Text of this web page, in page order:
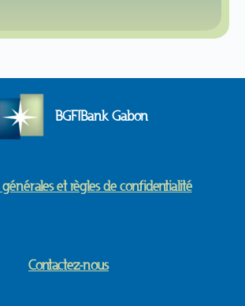
BGFIBank Gabon
et règles de confidentialité
Contactez-nous